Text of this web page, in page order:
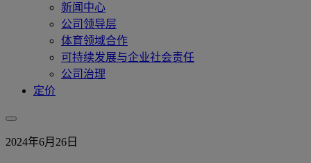
新闻中心
公司领导层
体育领域合作
可持续发展与企业社会责任
公司治理
定价
2024年6月26日